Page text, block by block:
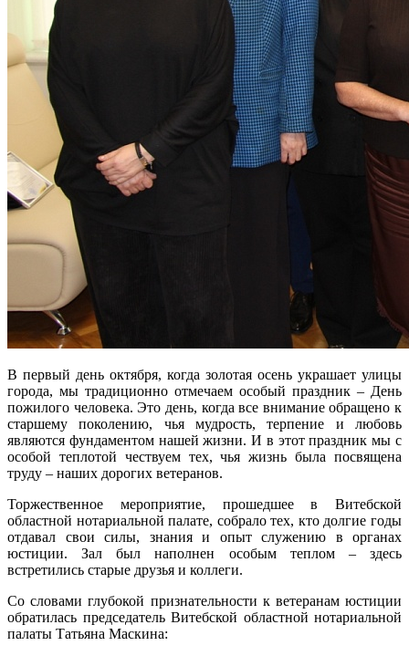
В первый день октября, когда золотая осень украшает улицы
города, мы традиционно отмечаем особый праздник – День
пожилого человека. Это день, когда все внимание обращено к
старшему поколению, чья мудрость, терпение и любовь
являются фундаментом нашей жизни. И в этот праздник мы с
особой теплотой чествуем тех, чья жизнь была посвящена
труду – наших дорогих ветеранов.
Торжественное мероприятие, прошедшее в Витебской
областной нотариальной палате, собрало тех, кто долгие годы
отдавал свои силы, знания и опыт служению в органах
юстиции. Зал был наполнен особым теплом – здесь
встретились старые друзья и коллеги.
Со словами глубокой признательности к ветеранам юстиции
обратилась председатель Витебской областной нотариальной
палаты Татьяна Маскина: